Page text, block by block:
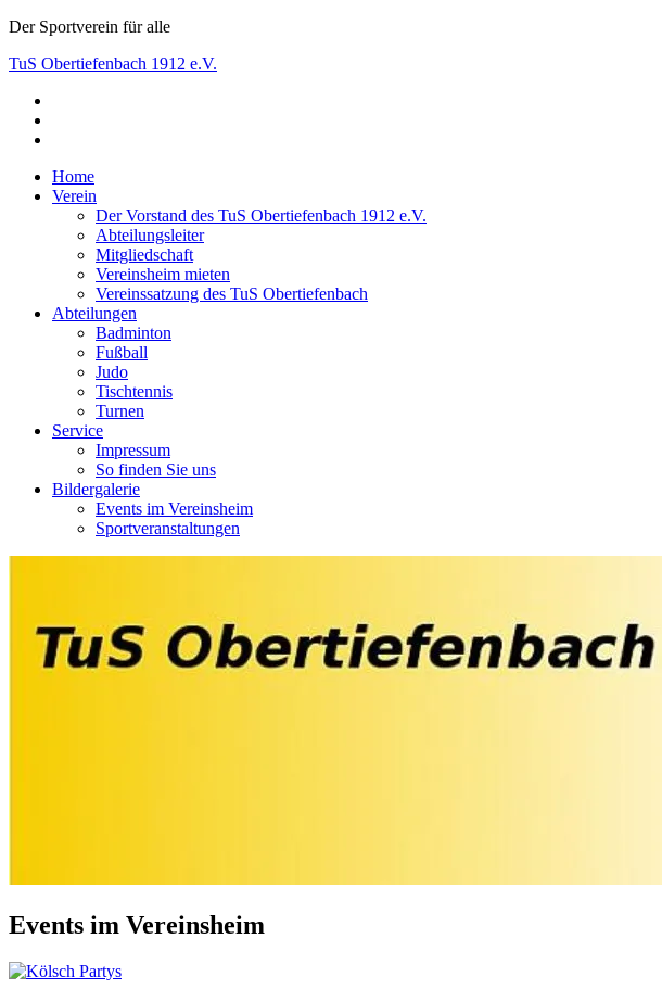
Skip
content
Der Sportverein für alle
TuS Obertiefenbach 1912 e.V.
Der Sportverein für alle
Home
Verein
Der Vorstand des TuS Obertiefenbach 1912 e.V.
Abteilungsleiter
Mitgliedschaft
Vereinsheim mieten
Vereinssatzung des TuS Obertiefenbach
Abteilungen
Badminton
Fußball
Judo
Tischtennis
Turnen
Service
Impressum
So finden Sie uns
Bildergalerie
Events im Vereinsheim
Sportveranstaltungen
Events im Vereinsheim